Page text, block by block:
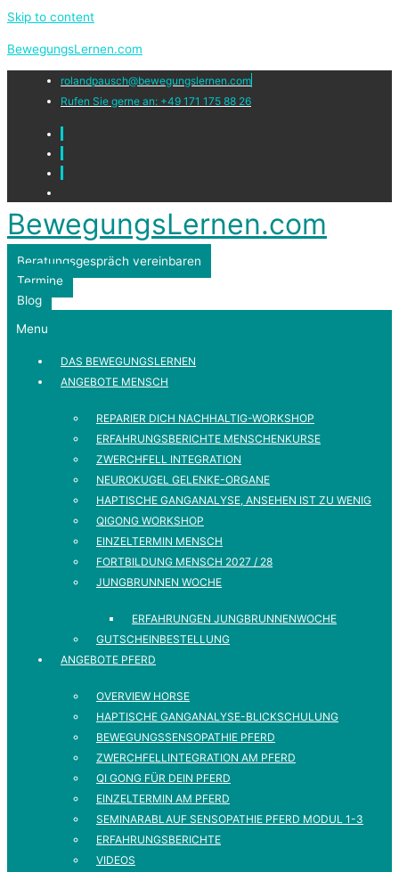
Skip to content
BewegungsLernen.com
rolandpausch@bewegungslernen.com
Rufen Sie gerne an: +49 171 175 88 26
BewegungsLernen.com
Beratungsgespräch vereinbaren
Termine
Blog
Menu
DAS BEWEGUNGSLERNEN
ANGEBOTE MENSCH
REPARIER DICH NACHHALTIG-WORKSHOP
ERFAHRUNGSBERICHTE MENSCHENKURSE
ZWERCHFELL INTEGRATION
NEUROKUGEL GELENKE-ORGANE
HAPTISCHE GANGANALYSE, ANSEHEN IST ZU WENIG
QIGONG WORKSHOP
EINZELTERMIN MENSCH
FORTBILDUNG MENSCH 2027 / 28
JUNGBRUNNEN WOCHE
ERFAHRUNGEN JUNGBRUNNENWOCHE
GUTSCHEINBESTELLUNG
ANGEBOTE PFERD
OVERVIEW HORSE
HAPTISCHE GANGANALYSE-BLICKSCHULUNG
BEWEGUNGSSENSOPATHIE PFERD
ZWERCHFELLINTEGRATION AM PFERD
QI GONG FÜR DEIN PFERD
EINZELTERMIN AM PFERD
SEMINARABLAUF SENSOPATHIE PFERD MODUL 1-3
ERFAHRUNGSBERICHTE
VIDEOS